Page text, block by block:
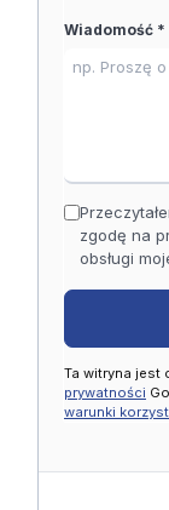
Wiadomość *
zgodę na
obsługi
Ta witryna jest
prywatności
warunki